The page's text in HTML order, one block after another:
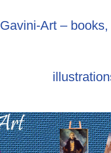
Gavini-Art –